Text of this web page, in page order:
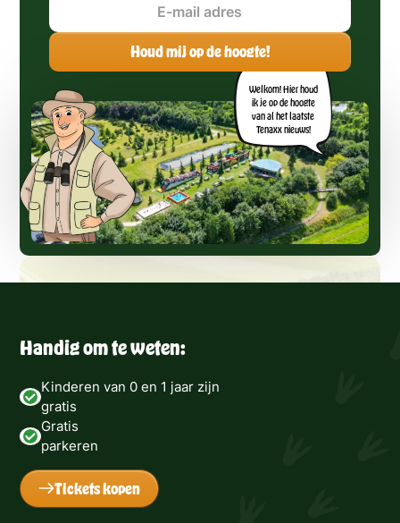
Welkom! Hier houd
ik je op de hoogte
van al het laatste
Tenaxx nieuws!
Handig om te weten:
Kinderen van 0 en 1 jaar zijn
gratis
Gratis
parkeren
Tickets kopen